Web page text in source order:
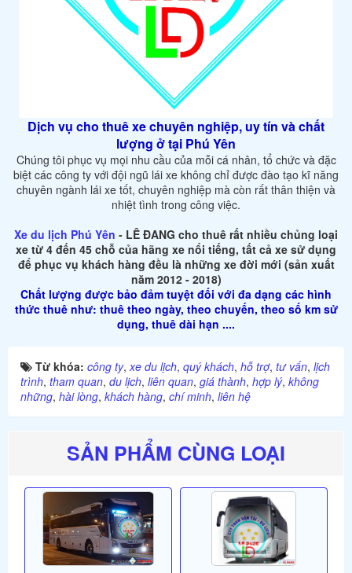
Dịch vụ cho thuê xe chuyên nghiệp, uy tín và chất
lượng ở tại Phú Yên
Chúng tôi phục vụ mọi nhu cầu của mỗi cá nhân, tổ chức và đặc
biệt các công ty với đội ngũ lái xe không chỉ được đào tạo kĩ năng
chuyên ngành lái xe tốt, chuyên nghiệp mà còn rất thân thiện và
nhiệt tình trong công việc.
Xe du lịch Phú Yên - LÊ ĐANG cho thuê rất nhiều chủng loại
xe từ 4 đến 45 chỗ của hãng xe nổi tiếng, tất cả xe sử dụng
để phục vụ khách hàng đều là những xe đời mới (sản xuất
năm 2012 - 2018)
Chất lượng được bảo đảm tuyệt đối với đa dạng các hình
thức thuê như: thuê theo ngày, theo chuyến, theo số km sử
dụng, thuê dài hạn ....
Từ khóa: công ty,xe du lịch, quý khách, hỗ trợ, tư vấn, lịch
trình, tham quan, du lịch, liên quan, giá thành, hợp lý, không
những, hài lòng, khách hàng, chí minh, liên hệ
SẢN PHẨM CÙNG LOẠI